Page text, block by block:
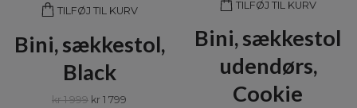
TILFØJ TIL KURV
Bini, sækkestol,
Black
kr 1 999 kr 1 799
TILFØJ TIL KURV
Bini, sækkestol
udendørs,
Cookie